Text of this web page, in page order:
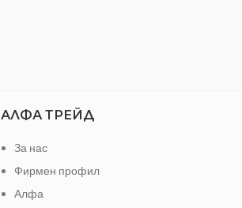
АЛФА ТРЕЙД
За нас
Фирмен профил
Алфа